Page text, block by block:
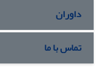
داوران
تماس با ما